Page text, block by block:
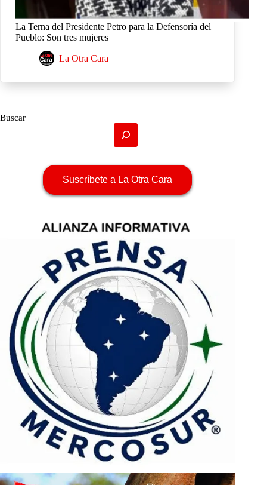
La Terna del Presidente Petro para la Defensoría del
Pueblo: Son tres mujeres
La Otra Cara
Buscar
Suscríbete a La Otra Cara